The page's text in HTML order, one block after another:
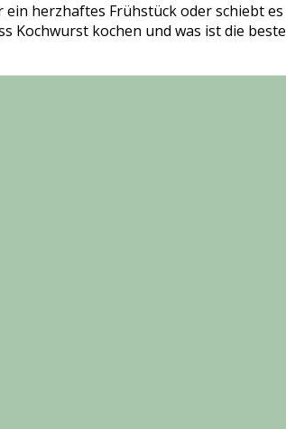
herzhaftes Frühstück oder schiebt es
Kochwurst kochen und was ist die beste